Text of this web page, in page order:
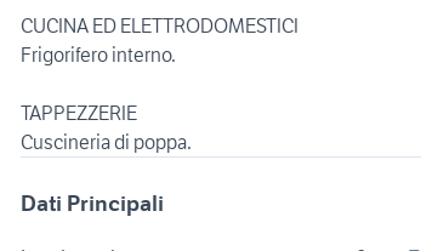
CUCINA ED ELETTRODOMESTICI
Frigorifero interno.
TAPPEZZERIE
Cuscineria di poppa.
Dati Principali